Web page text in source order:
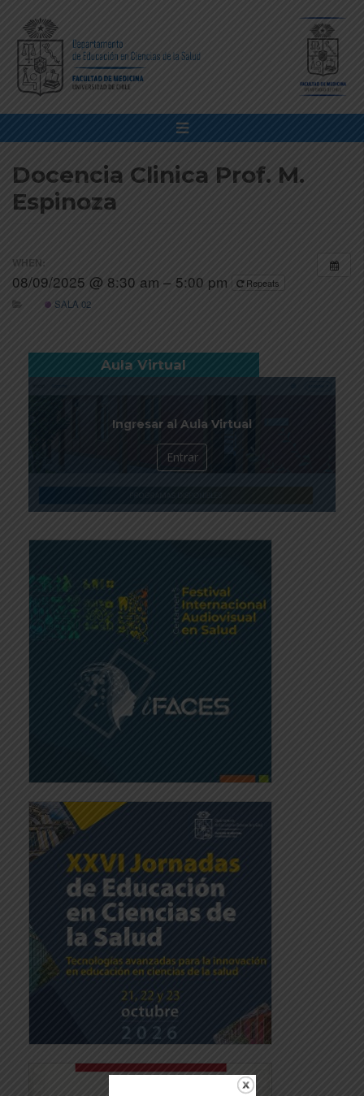
Docencia Clinica Prof. M.
Espinoza
WHEN:
08/09/2025 @ 8:30 am – 5:00 pm
Repeats
SALA 02
Aula Virtual
Ingresar al Aula Virtual
Entrar